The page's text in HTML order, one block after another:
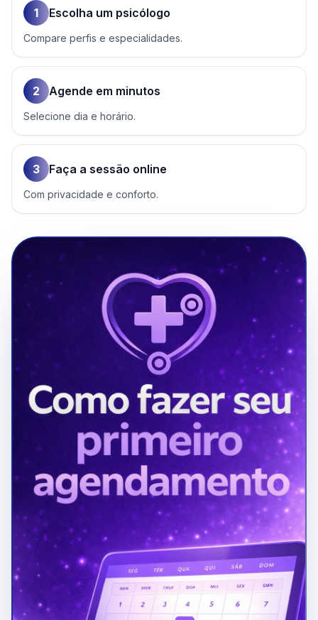
1 Escolha um psicólogo
Compare perfis e especialidades.
2 Agende em minutos
Selecione dia e horário.
3 Faça a sessão online
Com privacidade e conforto.